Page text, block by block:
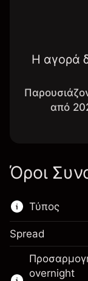
Η αγορά
από
Όροι
Τύπος
Αυτό το
διαθέσιμο
και Knock-
Spread
overnight